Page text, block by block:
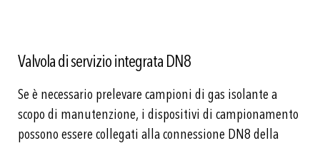
Valvola di servizio integrata DN8
Se è necessario prelevare campioni di gas isolante a
scopo di manutenzione, i dispositivi di campionamento
possono essere collegati alla connessione DN8 della